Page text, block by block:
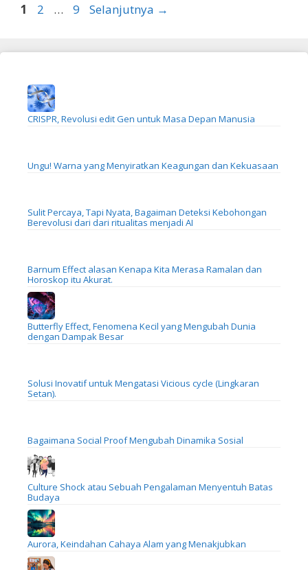
Halaman
1 Halaman
2 … Halaman
9 Selanjutnya →
CRISPR, Revolusi edit Gen untuk Masa Depan Manusia
Ungu! Warna yang Menyiratkan Keagungan dan Kekuasaan
Sulit Percaya, Tapi Nyata, Bagaiman Deteksi Kebohongan
Berevolusi dari dari ritualitas menjadi AI
Barnum Effect alasan Kenapa Kita Merasa Ramalan dan
Horoskop itu Akurat.
Butterfly Effect, Fenomena Kecil yang Mengubah Dunia
dengan Dampak Besar
Solusi Inovatif untuk Mengatasi Vicious cycle (Lingkaran
Setan).
Bagaimana Social Proof Mengubah Dinamika Sosial
Culture Shock atau Sebuah Pengalaman Menyentuh Batas
Budaya
Aurora, Keindahan Cahaya Alam yang Menakjubkan